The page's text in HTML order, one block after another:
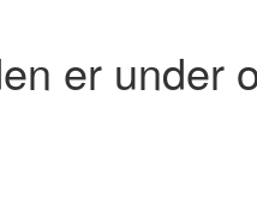
er under